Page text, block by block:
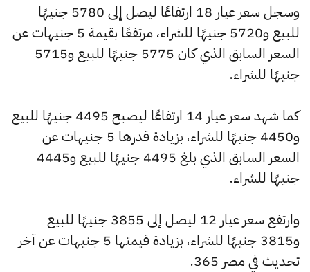
وسجل سعر عيار 18 ارتفاعًا ليصل إلى 5780 جنيهًا
للبيع و5720 جنيهًا للشراء، مرتفعًا بقيمة 5 جنيهات عن
السعر السابق الذي كان 5775 جنيهًا للبيع و5715
جنيهًا للشراء.
كما شهد سعر عيار 14 ارتفاعًا ليصبح 4495 جنيهًا للبيع
و4450 جنيهًا للشراء، بزيادة قدرها 5 جنيهات عن
السعر السابق الذي بلغ 4495 جنيهًا للبيع و4445
جنيهًا للشراء.
وارتفع سعر عيار 12 ليصل إلى 3855 جنيهًا للبيع
و3815 جنيهًا للشراء، بزيادة قيمتها 5 جنيهات عن آخر
تحديث في مصر 365.